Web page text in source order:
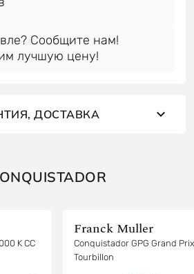
Сообщите нам!
лучшую цену!
ДОСТАВКА
K CC
Franck Muller
Conquistador GPG Grand Prix
Tourbillon